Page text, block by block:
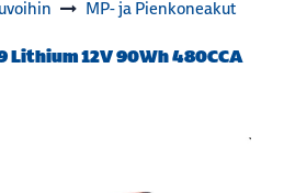
MP- ja Pienkoneakut
Lithium 12V 90Wh 480CCA